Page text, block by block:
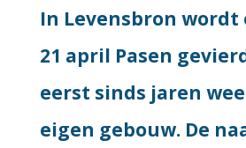
In Levensbron wordt
21 april Pasen
eerst sinds jaren
eigen gebouw. De